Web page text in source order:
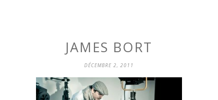
JAMES BORT
DÉCEMBRE 2, 2011